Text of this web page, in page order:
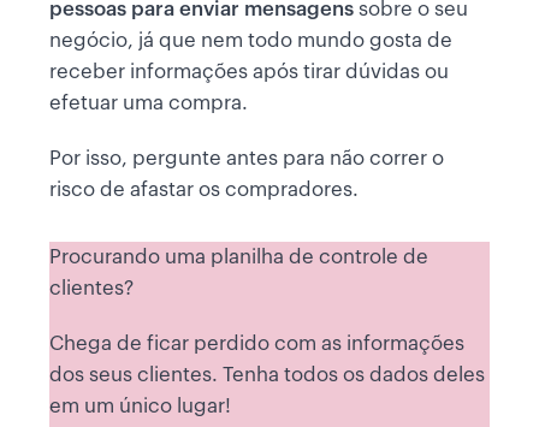
pessoas para enviar mensagens sobre o seu
negócio, já que nem todo mundo gosta de
receber informações após tirar dúvidas ou
efetuar uma compra.
Por isso, pergunte antes para não correr o
risco de afastar os compradores.
Procurando uma planilha de controle de
clientes?
Chega de ficar perdido com as informações
dos seus clientes. Tenha todos os dados deles
em um único lugar!